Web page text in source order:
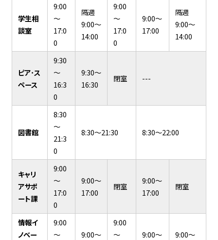
学生相
談室
9:00
～
17:0
0
隔週
9:00～
14:00
9:00
～
17:0
0
9:00～
17:00
隔週
9:00～
14:00
ピア･ス
ペース
9:30
～
16:3
0
9:30～
16:30
閉室 ---
図書館
8:30
～
21:3
0
8:30～21:30 8:30～22:00
キャリ
アサポ
ート課
9:00
～
17:0
0
9:00～
17:00
閉室
9:00～
17:00
閉室
情報イ
ノベー
9:00
～
9:00～
9:00
～
9:00～
9:00～